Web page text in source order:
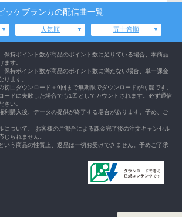
ッケブランカの配信曲一覧
人気順 五十音順
保持ポイント数が商品のポイント数に足りている場合、本商品
ます。
保持ポイント数が商品のポイント数に満たない場合、単一課金
ります。
回ダウンロード＋9回まで無期限でダウンロードが可能です。
ードに失敗した場合でも1回としてカウントされます。必ず通信
さい。
利購入後、データの提供が終了する場合があります。予め、ご
について、 お客様のご都合による課金完了後の注文キャンセル
じられません。
いう商品の性質上、返品は一切お受けできません。予めご了承